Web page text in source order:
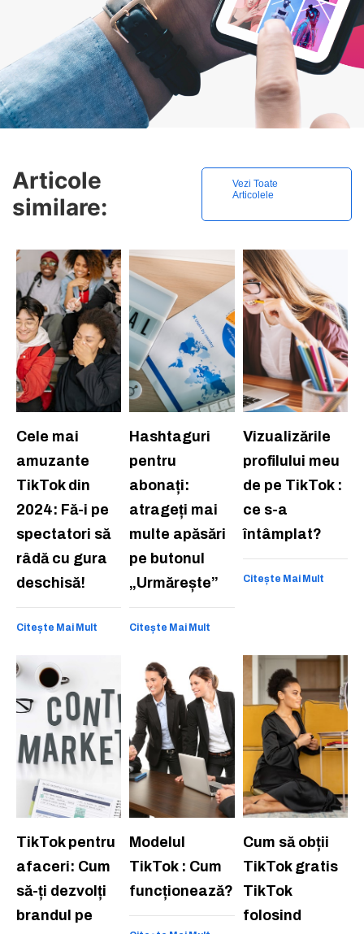
Articole
similare:
Vezi Toate
Articolele
Cele mai
amuzante
TikTok din
2024: Fă-i pe
spectatori să
râdă cu gura
deschisă!
Citește Mai Mult
Hashtaguri
pentru
abonați:
atrageți mai
multe apăsări
pe butonul
„Urmărește”
Citește Mai Mult
Vizualizările
profilului meu
de pe TikTok :
ce s-a
întâmplat?
Citește Mai Mult
TikTok pentru
afaceri: Cum
să-ți dezvolți
brandul pe
Modelul
TikTok : Cum
funcționează?
Cum să obții
TikTok gratis
TikTok
folosind